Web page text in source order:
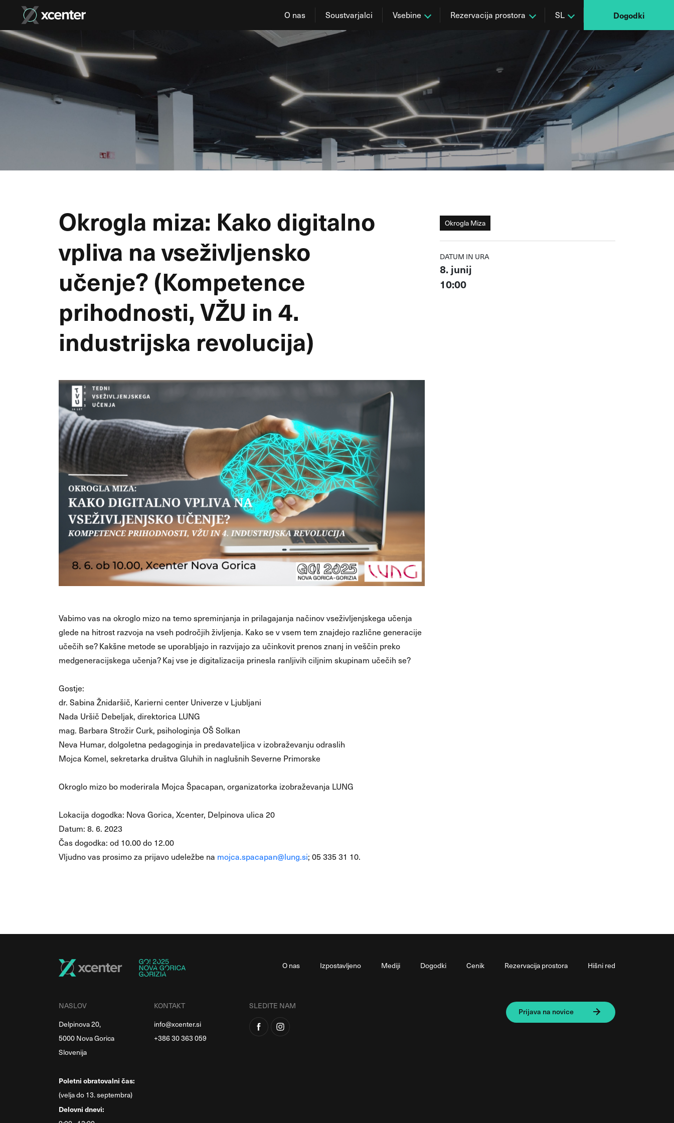
O nas Soustvarjalci Vsebine Rezervacija prostora SL Dogodki
Okrogla miza: Kako digitalno
vpliva na vseživljensko
učenje? (Kompetence
prihodnosti, VŽU in 4.
industrijska revolucija)
Vabimo vas na okroglo mizo na temo spreminjanja in prilagajanja načinov vseživljenjskega učenja
glede na hitrost razvoja na vseh področjih življenja. Kako se v vsem tem znajdejo različne generacije
učečih se? Kakšne metode se uporabljajo in razvijajo za učinkovit prenos znanj in veščin preko
medgeneracijskega učenja? Kaj vse je digitalizacija prinesla ranljivih ciljnim skupinam učečih se?
Gostje:
dr. Sabina Žnidaršič, Karierni center Univerze v Ljubljani
Nada Uršič Debeljak, direktorica LUNG
mag. Barbara Strožir Curk, psihologinja OŠ Solkan
Neva Humar, dolgoletna pedagoginja in predavateljica v izobraževanju odraslih
Mojca Komel, sekretarka društva Gluhih in naglušnih Severne Primorske
Okroglo mizo bo moderirala Mojca Špacapan, organizatorka izobraževanja LUNG
Lokacija dogodka: Nova Gorica, Xcenter, Delpinova ulica 20
Datum: 8. 6. 2023
Čas dogodka: od 10.00 do 12.00
Vljudno vas prosimo za prijavo udeležbe na mojca.spacapan@lung.si; 05 335 31 10.
Okrogla Miza
DATUM IN URA
8. junij
10:00
O nas Izpostavljeno Mediji Dogodki Cenik Rezervacija prostora Hišni red
NASLOV
Delpinova 20,
5000 Nova Gorica
Slovenija
Poletni obratovalni čas:
(velja do 13. septembra)
Delovni dnevi:
KONTAKT
info@xcenter.si
+386 30 363 059
SLEDITE NAM
Prijava na novice